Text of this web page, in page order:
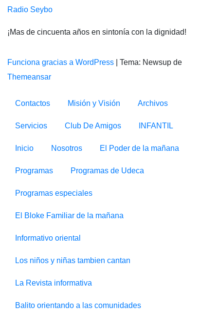
Radio Seybo
¡Mas de cincuenta años en sintonía con la dignidad!
Funciona gracias a WordPress
Tema: Newsup de
Themeansar
Contactos Misión y Visión Archivos
Servicios Club De Amigos INFANTIL
Inicio Nosotros El Poder de la mañana
Programas Programas de Udeca
Programas especiales
El Bloke Familiar de la mañana
Informativo oriental
Los niños y niñas tambien cantan
La Revista informativa
Balito orientando a las comunidades